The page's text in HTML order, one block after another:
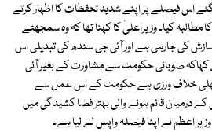
اس فیصلے پر اپنے شدید تحفظات کا اظہار کرتے
مطالبہ کیا۔ وزیراعلیٰ کا کہنا تھا کہ وہ سمجھتے
کی جارہی ہے اور آئی جی سندھ کی تبدیلی اس
صوبائی حکومت سے مشاورت کے بغیر آئی
کھلی خلاف ورزی ہے حکومت کے اس عمل سے
کے درمیان قائم ہونے والی بہتر فضا کشیدگی میں
اعظم نے اپنا فیصلہ واپس لے لیا ہے۔